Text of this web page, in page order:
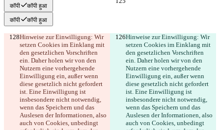
कॉपी कॉपी हुआ
कॉपी कॉपी हुआ
Hinweise zur Einwilligung: Wir
setzen Cookies im Einklang mit
den gesetzlichen Vorschriften
ein. Daher holen wir von den
Nutzern eine vorhergehende
Einwilligung ein, außer wenn
diese gesetzlich nicht gefordert
ist. Eine Einwilligung ist
insbesondere nicht notwendig,
wenn das Speichern und das
Auslesen der Informationen, also
auch von Cookies, unbedingt
Hinweise zur Einwilligung: Wir
setzen Cookies im Einklang mit
den gesetzlichen Vorschriften
ein. Daher holen wir von den
Nutzern eine vorhergehende
Einwilligung ein, außer wenn
diese gesetzlich nicht gefordert
ist. Eine Einwilligung ist
insbesondere nicht notwendig,
wenn das Speichern und das
Auslesen der Informationen, also
auch von Cookies, unbedingt